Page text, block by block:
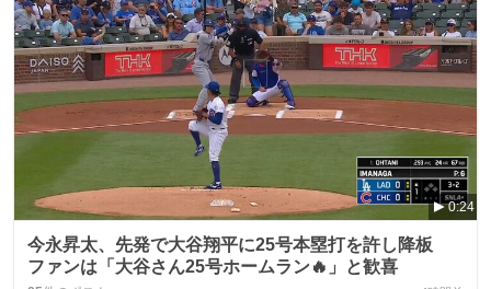
0:24
今永昇太、先発で大谷翔平に25号本塁打を許し降板
ファンは「大谷さん25号ホームラン🔥」と歓喜